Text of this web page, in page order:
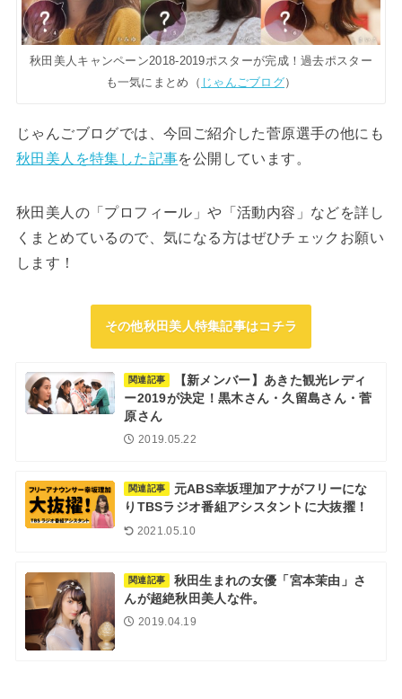
秋田美人キャンペーン2018-2019ポスターが完成！過去ポスター
も一気にまとめ（ じゃんごブログ）
じゃんごブログでは、今回ご紹介した菅原選手の他にも
秋田美人を特集した記事を公開しています。
秋田美人の「プロフィール」や「活動内容」などを詳し
くまとめているので、気になる方はぜひチェックお願い
します！
その他秋田美人特集記事はコチラ
関連記事
【新メンバー】あきた観光レディ
ー2019が決定！黒木さん・久留島さん・菅
原さん
2019.05.22
関連記事
元ABS幸坂理加アナがフリーにな
りTBSラジオ番組アシスタントに大抜擢！
2021.05.10
関連記事
秋田生まれの女優「宮本茉由」さ
んが超絶秋田美人な件。
2019.04.19